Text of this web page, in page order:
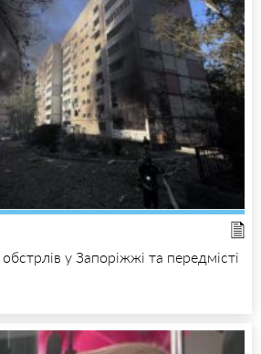
у Запоріжжі та передмісті